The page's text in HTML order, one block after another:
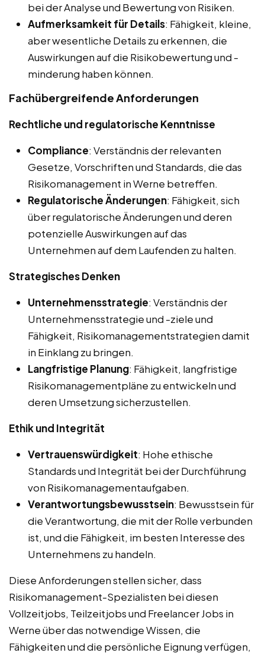
bei der Analyse und Bewertung von Risiken.
Aufmerksamkeit für Details: Fähigkeit, kleine,
aber wesentliche Details zu erkennen, die
Auswirkungen auf die Risikobewertung und -
minderung haben können.
Fachübergreifende Anforderungen
Rechtliche und regulatorische Kenntnisse
Compliance: Verständnis der relevanten
Gesetze, Vorschriften und Standards, die das
Risikomanagement in Werne betreffen.
Regulatorische Änderungen: Fähigkeit, sich
über regulatorische Änderungen und deren
potenzielle Auswirkungen auf das
Unternehmen auf dem Laufenden zu halten.
Strategisches Denken
Unternehmensstrategie: Verständnis der
Unternehmensstrategie und -ziele und
Fähigkeit, Risikomanagementstrategien damit
in Einklang zu bringen.
Langfristige Planung: Fähigkeit, langfristige
Risikomanagementpläne zu entwickeln und
deren Umsetzung sicherzustellen.
Ethik und Integrität
Vertrauenswürdigkeit: Hohe ethische
Standards und Integrität bei der Durchführung
von Risikomanagementaufgaben.
Verantwortungsbewusstsein: Bewusstsein für
die Verantwortung, die mit der Rolle verbunden
ist, und die Fähigkeit, im besten Interesse des
Unternehmens zu handeln.
Diese Anforderungen stellen sicher, dass
Risikomanagement-Spezialisten bei diesen
Vollzeitjobs, Teilzeitjobs und Freelancer Jobs in
Werne über das notwendige Wissen, die
Fähigkeiten und die persönliche Eignung verfügen,